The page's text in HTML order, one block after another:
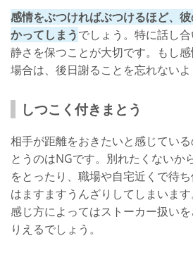
感情をぶつければぶつけるほど、
かってしまうでしょう。特に話し
静さを保つことが大切です。もし
場合は、後日謝ることを忘れないよ
しつこく付きまとう
相手が距離をおきたいと感じてい
とうのはNGです。別れたくないか
をとったり、職場や自宅近くで待
はますますうんざりしてしまいま
感じ方によってはストーカー扱い
りえるでしょう。